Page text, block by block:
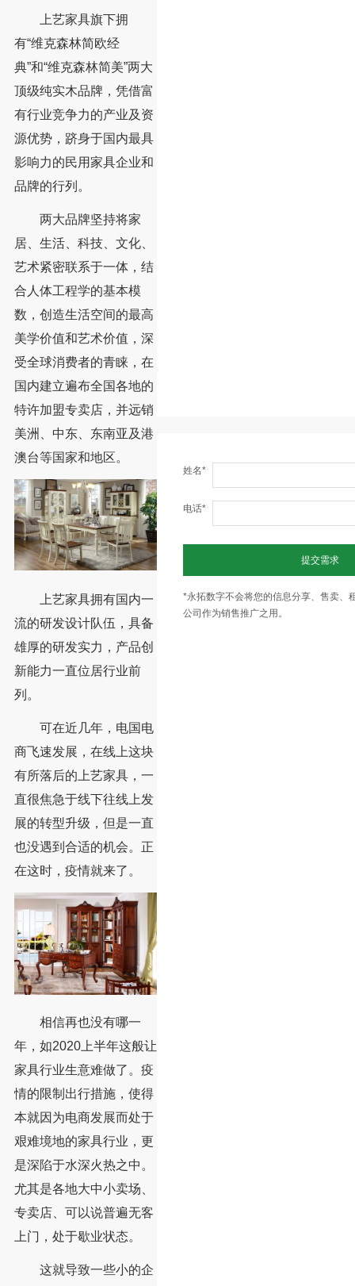
上艺家具旗下拥
有“维克森林简欧经
典”和“维克森林简美”两大
顶级纯实木品牌，凭借富
有行业竞争力的产业及资
源优势，跻身于国内最具
影响力的民用家具企业和
品牌的行列。
两大品牌坚持将家
居、生活、科技、文化、
艺术紧密联系于一体，结
合人体工程学的基本模
数，创造生活空间的最高
美学价值和艺术价值，深
受全球消费者的青睐，在
国内建立遍布全国各地的
特许加盟专卖店，并远销
美洲、中东、东南亚及港
澳台等国家和地区。
上艺家具拥有国内一
流的研发设计队伍，具备
雄厚的研发实力，产品创
新能力一直位居行业前
列。
可在近几年，电国电
商飞速发展，在线上这块
有所落后的上艺家具，一
直很焦急于线下往线上发
展的转型升级，但是一直
也没遇到合适的机会。正
在这时，疫情就来了。
相信再也没有哪一
年，如2020上半年这般让
家具行业生意难做了。疫
情的限制出行措施，使得
本就因为电商发展而处于
艰难境地的家具行业，更
是深陷于水深火热之中。
尤其是各地大中小卖场、
专卖店、可以说普遍无客
上门，处于歇业状态。
这就导致一些小的企
姓名*
电话*
提交需求
*永拓数字不会将您的信息分享、售卖、
公司作为销售推广之用。